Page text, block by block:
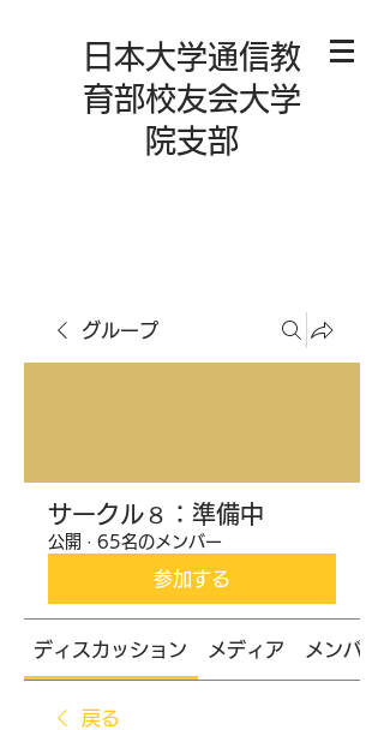
日本大学通信教
育部校友会大学
院支部
グループ
サークル８：準備中
公開 · 65名のメンバー
参加する
ディスカッション メディア メンバー
戻る